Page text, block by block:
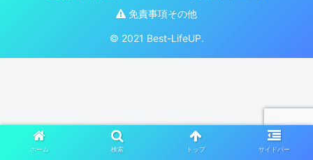
免責事項その他
© 2021 Best-LifeUP.
ホーム 検索 トップ サイドバー